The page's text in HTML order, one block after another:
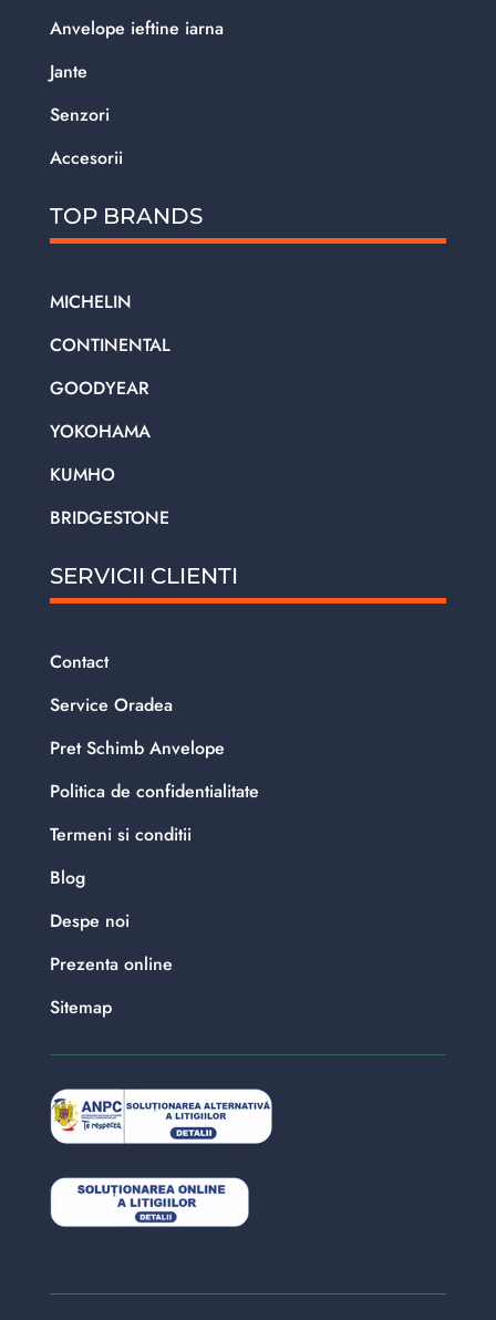
Anvelope ieftine iarna
Jante
Senzori
Accesorii
TOP BRANDS
MICHELIN
CONTINENTAL
GOODYEAR
YOKOHAMA
KUMHO
BRIDGESTONE
SERVICII CLIENTI
Contact
Service Oradea
Pret Schimb Anvelope
Politica de confidentialitate
Termeni si conditii
Blog
Despe noi
Prezenta online
Sitemap